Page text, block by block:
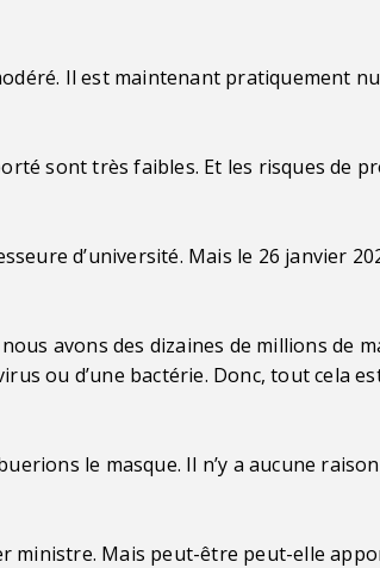
Il est maintenant pratiquement
sont très faibles. Et les risques de
d’université. Mais le 26 janvier
avons des dizaines de millions de
ou d’une bactérie. Donc, tout cela
le masque. Il n’y a aucune
ministre. Mais peut-être peut-elle